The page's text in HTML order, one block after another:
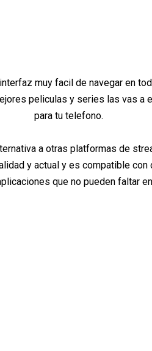
muy facil de navegar en
peliculas y series las vas a
para tu telefono.
a otras platformas de
y actual y es compatible
que no pueden faltar